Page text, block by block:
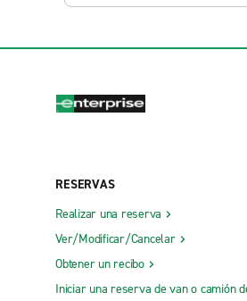
RESERVAS
Realizar una reserva
Ver/Modificar/Cancelar
Obtener un recibo
Iniciar una reserva de van o camión